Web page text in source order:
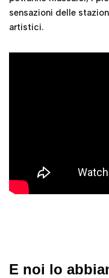
sensazioni delle
artistici.
E noi lo